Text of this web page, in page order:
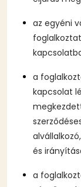
az egyéni
a
kapcsolat
és
a